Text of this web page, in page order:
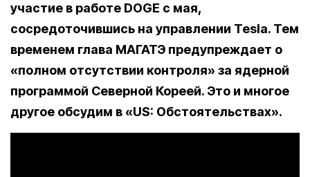
участие в работе DOGE с мая,
сосредоточившись на управлении Tesla. Тем
временем глава МАГАТЭ предупреждает о
«полном отсутствии контроля» за ядерной
программой Северной Кореей. Это и многое
другое обсудим в «US: Обстоятельствах».